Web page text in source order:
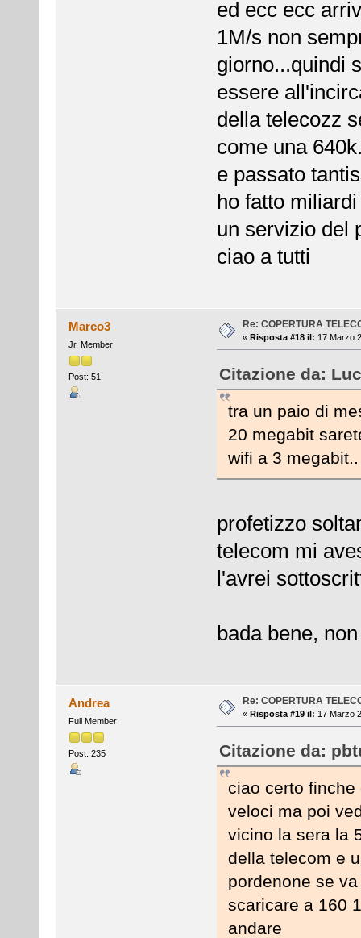
ed ecc ecc
1M/s non
giorno...quindi
essere
della telecozz
come una
e passato
ho fatto
un servizio del
ciao a tutti
Marco3
Jr. Member
Post: 51
Re: COPERTURA
« Risposta #18 il: 17 Marzo
Citazione da:
tra un paio di
20 megabit
wifi a 3 megabit..
profetizzo
telecom mi
l'avrei
bada bene,
Andrea
Full Member
Post: 235
Re: COPERTURA
« Risposta #19 il: 17 Marzo
Citazione da:
ciao certo
veloci ma poi
vicino la sera la
della telecom e
pordenone se
scaricare a 160
andare